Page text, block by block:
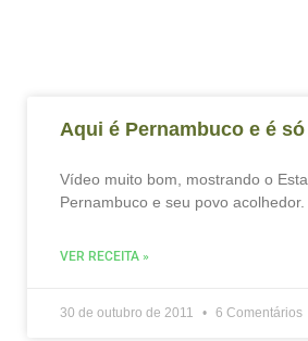
Aqui é Pernambuco e é
Vídeo muito bom, mostrando o
Pernambuco e seu povo acolhedor.
VER RECEITA »
30 de outubro de 2011 6 Comentários